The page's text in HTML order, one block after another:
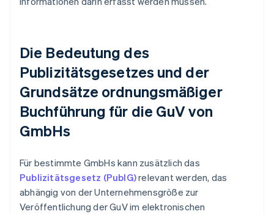
Die Bedeutung des
Publizitätsgesetzes und der
Grundsätze ordnungsmäßiger
Buchführung für die GuV von
GmbHs
Für bestimmte GmbHs kann zusätzlich das
Publizitätsgesetz (PublG)relevant werden, das
abhängig von der Unternehmensgröße zur
Veröffentlichung der GuV im elektronischen